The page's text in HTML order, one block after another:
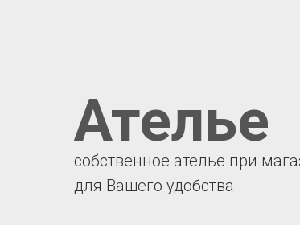
Ателье
собственное ателье при
для Вашего удобства